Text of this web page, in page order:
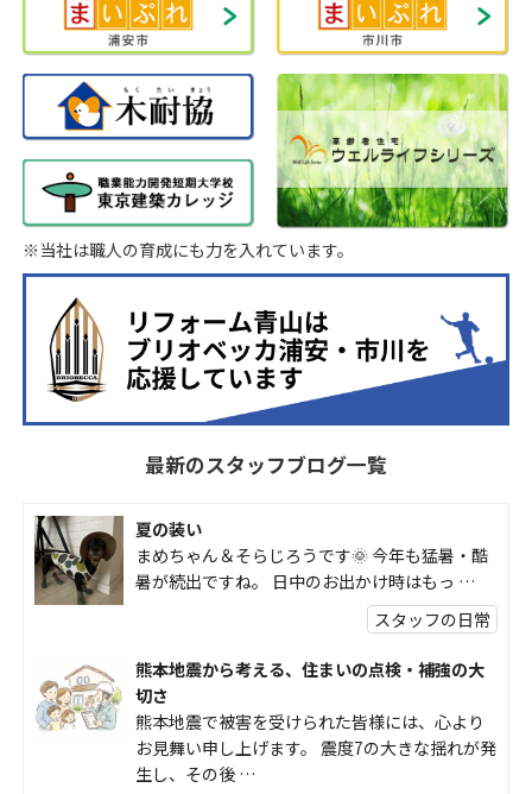
※当社は職人の育成にも力を入れています。
最新のスタッフブログ一覧
夏の装い
まめちゃん＆そらじろうです🌞 今年も猛暑・酷
暑が続出ですね。 日中のお出かけ時はもっ …
スタッフの日常
熊本地震から考える、住まいの点検・補強の大
切さ
熊本地震で被害を受けられた皆様には、心より
お見舞い申し上げます。 震度7の大きな揺れが発
生し、その後 …